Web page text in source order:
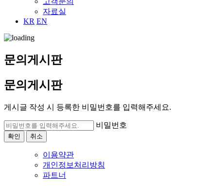
자료실
KR EN
문의게시판
문의게시판
게시글 작성 시 등록한 비밀번호를 입력해주세요.
비밀번호
확인 취소
이용약관
개인정보처리방침
파트너